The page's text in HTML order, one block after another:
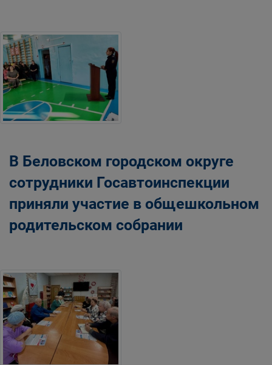
В Беловском городском округе
сотрудники Госавтоинспекции
приняли участие в общешкольном
родительском собрании